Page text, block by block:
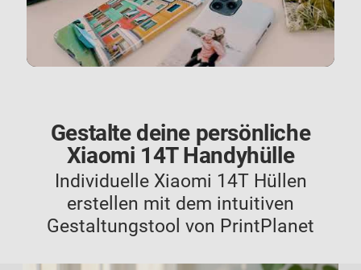
Gestalte deine persönliche
Xiaomi 14T Handyhülle
Individuelle Xiaomi 14T Hüllen
erstellen mit dem intuitiven
Gestaltungstool von PrintPlanet